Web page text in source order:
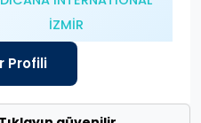
İZMİR
Profili